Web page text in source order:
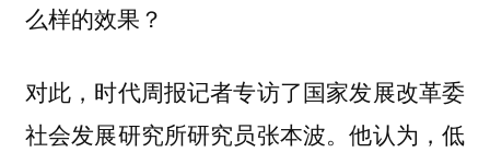
么样的效果？
对此，时代周报记者专访了国家发展改革委
社会发展研究所研究员张本波。他认为，低